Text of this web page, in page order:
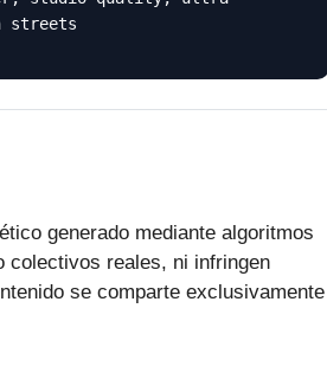
streets
generado mediante algoritmos
colectivos reales, ni infringen
se comparte exclusivamente